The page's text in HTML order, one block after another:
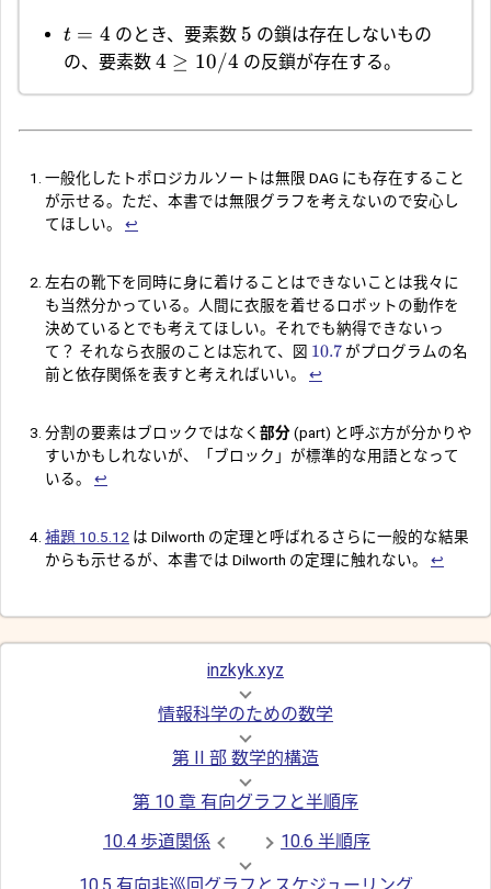
t = 4 のとき、要素数 5 の鎖は存在しないもの
の、要素数 4 ≥ 10/4 の反鎖が存在する。
一般化したトポロジカルソートは無限 DAG にも存在すること
が示せる。ただ、本書では無限グラフを考えないので安心し
てほしい。 ↩︎
左右の靴下を同時に身に着けることはできないことは我々に
も当然分かっている。人間に衣服を着せるロボットの動作を
決めているとでも考えてほしい。それでも納得できないっ
て？ それなら衣服のことは忘れて、図 10.7 がプログラムの名
前と依存関係を表すと考えればいい。 ↩︎
分割の要素はブロックではなく 部分(part) と呼ぶ方が分かりや
すいかもしれないが、「ブロック」が標準的な用語となって
いる。 ↩︎
補題 10.5.12 は Dilworth の定理と呼ばれるさらに一般的な結果
からも示せるが、本書では Dilworth の定理に触れない。 ↩︎
inzkyk.xyz
情報科学のための数学
第 II 部 数学的構造
第 10 章 有向グラフと半順序
10.4 歩道関係
10.6 半順序